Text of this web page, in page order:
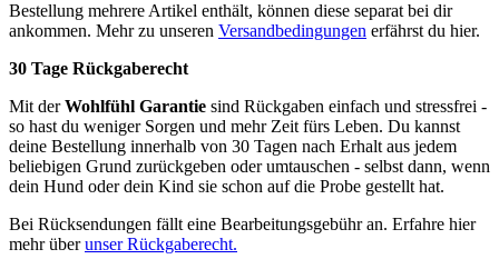
Bestellung mehrere Artikel enthält, können diese separat bei dir
ankommen. Mehr zu unseren Versandbedingungen erfährst du hier.
30 Tage Rückgaberecht
Mit derWohlfühl Garantie sind Rückgaben einfach und stressfrei -
so hast du weniger Sorgen und mehr Zeit fürs Leben. Du kannst
deine Bestellung innerhalb von 30 Tagen nach Erhalt aus jedem
beliebigen Grund zurückgeben oder umtauschen - selbst dann, wenn
dein Hund oder dein Kind sie schon auf die Probe gestellt hat.
Bei Rücksendungen fällt eine Bearbeitungsgebühr an. Erfahre hier
mehr überunser Rückgaberecht.